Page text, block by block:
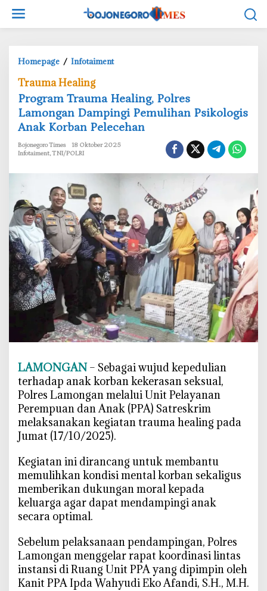
w
Homepage / Infotaiment
o
g
r
a
m
a
H
e
a
l
i
n
g
,
r
e
s
L
a
o
n
g
a
a
m
p
i
Trauma Healing
‎Program Trauma Healing, Polres
Lamongan Dampingi Pemulihan Psikologis
Anak Korban Pelecehan
Bojonegoro Times
18 Oktober 2025
Infotaiment,TNI/POLRI
LAMONGAN– Sebagai wujud kepedulian
terhadap anak korban kekerasan seksual,
Polres Lamongan melalui Unit Pelayanan
Perempuan dan Anak (PPA) Satreskrim
melaksanakan kegiatan trauma healing pada
Jumat (17/10/2025).
‎Kegiatan ini dirancang untuk membantu
memulihkan kondisi mental korban sekaligus
memberikan dukungan moral kepada
keluarga agar dapat mendampingi anak
secara optimal.
‎Sebelum pelaksanaan pendampingan, Polres
Lamongan menggelar rapat koordinasi lintas
instansi di Ruang Unit PPA yang dipimpin oleh
Kanit PPA Ipda Wahyudi Eko Afandi, S.H., M.H.